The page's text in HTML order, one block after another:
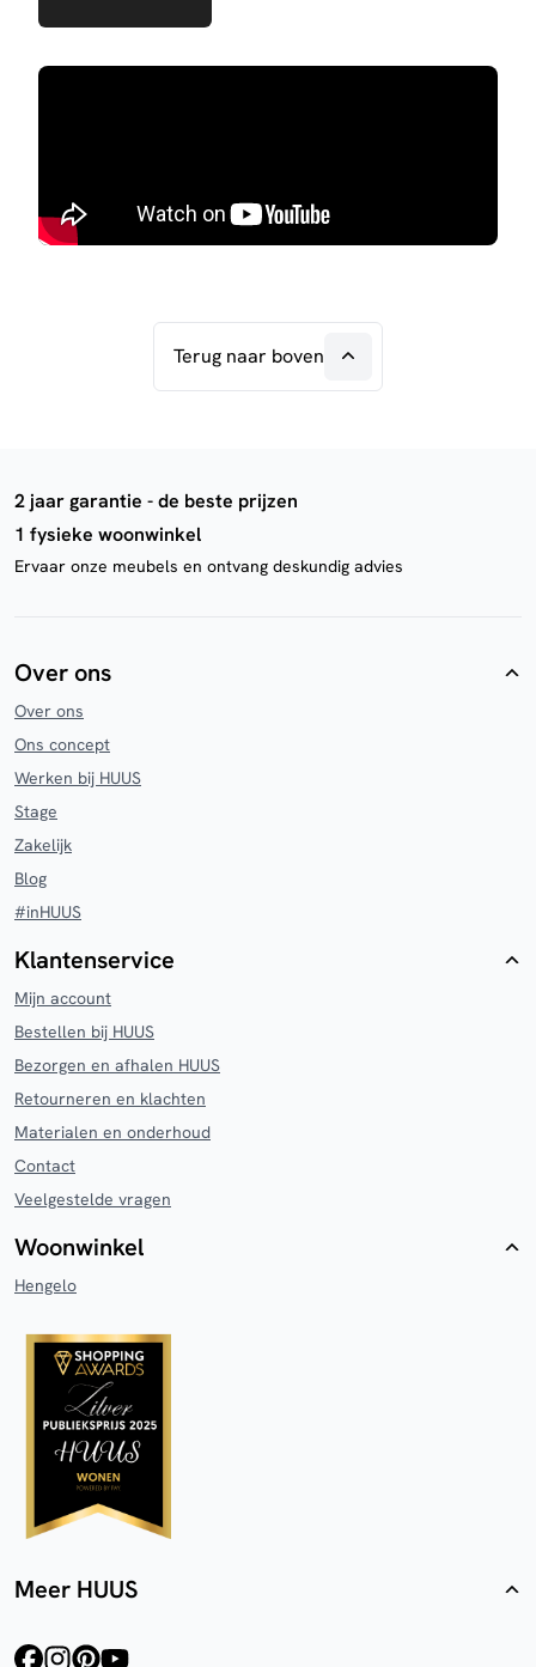
Terug naar boven
2 jaar garantie - de beste prijzen
1 fysieke woonwinkel
Ervaar onze meubels en ontvang deskundig advies
Over ons
Over ons
Ons concept
Werken bij HUUS
Stage
Zakelijk
Blog
#inHUUS
Klantenservice
Mijn account
Bestellen bij HUUS
Bezorgen en afhalen HUUS
Retourneren en klachten
Materialen en onderhoud
Contact
Veelgestelde vragen
Woonwinkel
Hengelo
Meer HUUS